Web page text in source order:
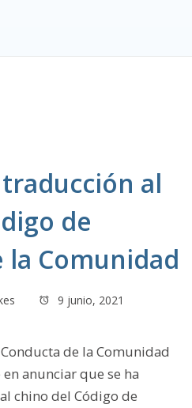
al
de
la Comunidad
9 junio, 2021
de la Comunidad
anunciar que se ha
chino del Código de